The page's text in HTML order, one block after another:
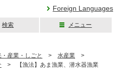
Foreign Languages
検索 メニュー
産業・しごと > 水産業 >
> 【漁法】あま漁業、潜水器漁業